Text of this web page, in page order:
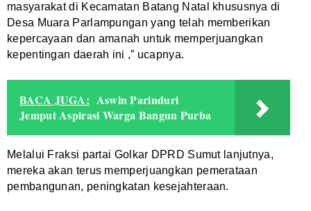
masyarakat di Kecamatan Batang Natal khususnya di
Desa Muara Parlampungan yang telah memberikan
kepercayaan dan amanah untuk memperjuangkan
kepentingan daerah ini ,” ucapnya.
BACA JUGA: Aswin Parinduri
Jemput Aspirasi Warga Bangun Purba
Melalui Fraksi partai Golkar DPRD Sumut lanjutnya,
mereka akan terus memperjuangkan pemerataan
pembangunan, peningkatan kesejahteraan.